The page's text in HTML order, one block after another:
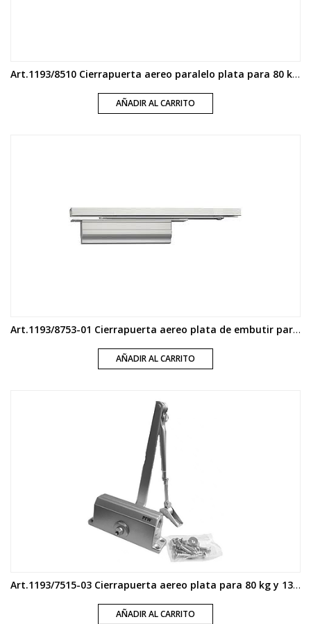
Art.1193/8510 Cierrapuerta aereo paralelo plata para 80 kg y 1100 mm
AÑADIR AL CARRITO
Art.1193/8753-01 Cierrapuerta aereo plata de embutir para 60 kg y 950 mm
AÑADIR AL CARRITO
Art.1193/7515-03 Cierrapuerta aereo plata para 80 kg y 1300 mm
AÑADIR AL CARRITO